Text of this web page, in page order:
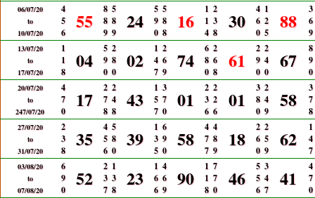
06/07/20
to
10/07/20
4
5
6
55
8
8
9
5
8
9
24
5
9
0
5
8
8
16
1
1
4
2
3
8
30
4
6
0
1
2
5
88
3
6
9
13/07/20
to
17/07/20
1
1
8
04
5
9
0
2
8
0
02
1
4
7
2
6
9
74
6
8
0
2
6
8
61
2
9
0
2
4
0
67
8
9
0
20/07/20
to
247/07/20
4
7
0
17
2
7
8
2
4
8
43
1
5
7
3
7
0
01
2
3
6
2
2
6
01
3
8
0
2
4
9
58
3
7
8
27/07/20
to
31/07/20
2
3
8
35
4
5
6
5
8
0
39
1
3
5
6
9
0
58
4
7
7
4
8
9
18
2
6
0
2
5
9
62
1
4
7
03/08/20
to
07/08/20
6
9
0
52
2
3
7
1
3
8
23
1
6
6
4
6
9
90
1
1
8
7
7
0
46
5
5
6
3
4
7
41
4
7
0